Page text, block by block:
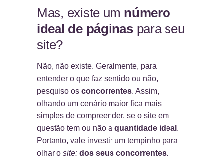
Mas, existe um número
ideal de páginaspara seu
site?
Não, não existe. Geralmente, para
entender o que faz sentido ou não,
pesquiso os concorrentes. Assim,
olhando um cenário maior fica mais
simples de compreender, se o site em
questão tem ou não a quantidade ideal .
Portanto, vale investir um tempinho para
olhar o site: dos seus concorrentes.